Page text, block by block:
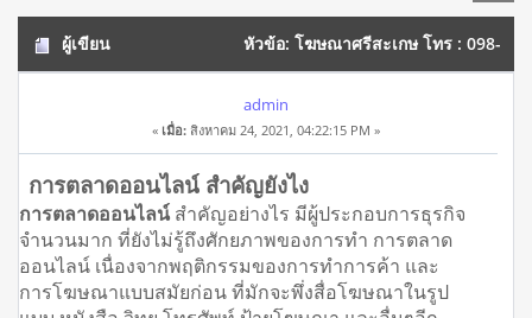
ผู้เขียน หัวข้อ: โฆษณาศรีสะเกษ โทร : 098-
1256658 โฆษณาธุรกิจและบริการของคุณ ให้เข้าถึงลูกค้า (อ่าน
11587 ครั้ง)
admin
« เมื่อ: สิงหาคม 24, 2021, 04:22:15 PM »
การตลาดออนไลน์ สำคัญยังไง
การตลาดออนไลน์สำคัญอย่างไร มีผู้ประกอบการธุรกิจ
จำนวนมาก ที่ยังไม่รู้ถึงศักยภาพของการทำ การตลาด
ออนไลน์ เนื่องจากพฤติกรรมของการทำการค้า และ
การโฆษณาแบบสมัยก่อน ที่มักจะพึ่งสื่อโฆษณาในรูป